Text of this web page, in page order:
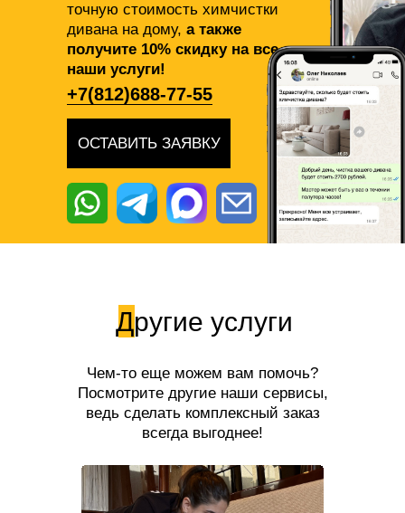
точную стоимость химчистки
дивана на дому, а также
получите 10% скидку на все
наши услуги!
ОСТАВИТЬ ЗАЯВКУ
+7(812)688-77-55
Другие услуги
Чем-то еще можем вам помочь?
Посмотрите другие наши сервисы,
ведь сделать комплексный заказ
всегда выгоднее!